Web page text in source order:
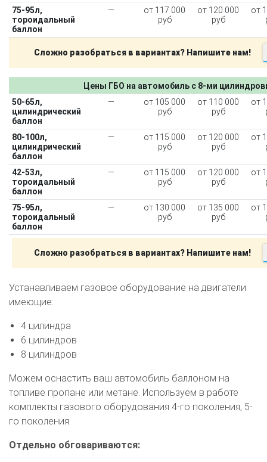
75-95л,
тороидальный
баллон
—
от 117 000
руб
от 120 000
руб
от
Сложно разобраться в вариантах? Напишите нам!
Цены ГБО на автомобиль с 8-ми
50-65л,
цилиндрический
баллон
—
от 105 000
руб
от 110 000
руб
от
80-100л,
цилиндрический
баллон
—
от 115 000
руб
от 120 000
руб
от
42-53л,
тороидальный
баллон
—
от 115 000
руб
от 120 000
руб
от
75-95л,
тороидальный
баллон
—
от 130 000
руб
от 135 000
руб
от
Сложно разобраться в вариантах? Напишите нам!
Устанавливаем газовое оборудование на двигатели
имеющие:
4 цилиндра
6 цилиндров
8 цилиндров
Можем оснастить ваш автомобиль баллоном на
топливе пропане или метане. Используем в работе
комплекты газового оборудования 4-го поколения, 5-
го поколения.
Отдельно обговариваются: